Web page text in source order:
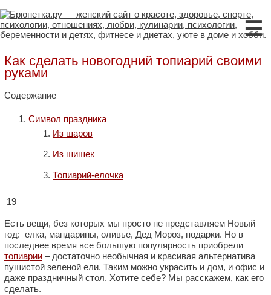
☰
Как сделать новогодний топиарий своими
руками
Содержание
Символ праздника
Из шаров
Из шишек
Топиарий-елочка
19
Есть вещи, без которых мы просто не представляем Новый
год: елка, мандарины, оливье, Дед Мороз, подарки. Но в
последнее время все большую популярность приобрели
топиарии – достаточно необычная и красивая альтернатива
пушистой зеленой ели. Таким можно украсить и дом, и офис и
даже праздничный стол. Хотите себе? Мы расскажем, как его
сделать.